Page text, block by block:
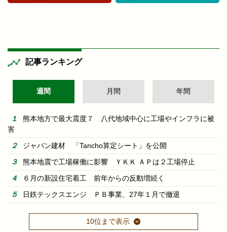
記事ランキング
週間 月間 年間
熊本地方で最大震度７ 八代地域中心に工場やインフラに被
害
ジャパン建材 「Tancho算定シート」を公開
熊本地震で工場稼働に影響 ＹＫＫ ＡＰは２工場停止
６月の新設住宅着工 前年からの反動増続く
日鉄テックスエンジ ＰＢ事業、27年１月で撤退
10位まで表示